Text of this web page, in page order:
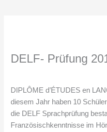
DELF- Prüfung
DIPLÔME d’ÉTUDES en
diesem Jahr haben 10
die DELF Sprachprüfung
Französischkenntnisse im